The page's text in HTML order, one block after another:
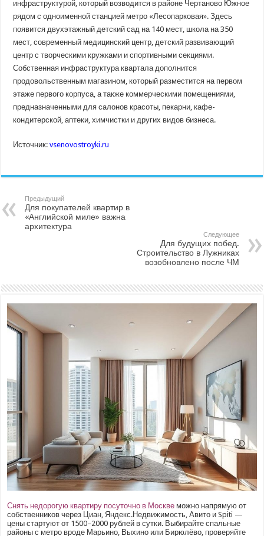
инфраструктурой, который возводится в районе Чертаново Южное
рядом с одноименной станцией метро «Лесопарковая». Здесь
появится двухэтажный детский сад на 140 мест, школа на 350
мест, современный медицинский центр, детский развивающий
центр с творческими кружками и спортивными секциями.
Собственная инфраструктура квартала дополнится
продовольственным магазином, который разместится на первом
этаже первого корпуса, а также коммерческими помещениями,
предназначенными для салонов красоты, пекарни, кафе-
кондитерской, аптеки, химчистки и других видов бизнеса.
Источник:vsenovostroyki.ru
Предыдущий
Для покупателей квартир в
«Английской миле» важна
архитектура
Следующее
Для будущих побед.
Строительство в Лужниках
возобновлено после ЧМ
Снять недорогую квартиру посуточно в Москве можно напрямую от
собственников через Циан, Яндекс.Недвижимость, Авито и Spiti —
цены стартуют от 1500–2000 рублей в сутки. Выбирайте спальные
районы с метро вроде Марьино, Выхино или Бирюлёво, проверяйте